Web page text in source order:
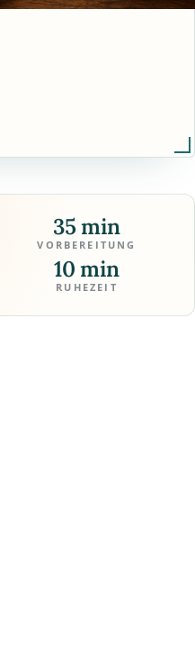
35 min
VORBEREITUNG
10 min
RUHEZEIT